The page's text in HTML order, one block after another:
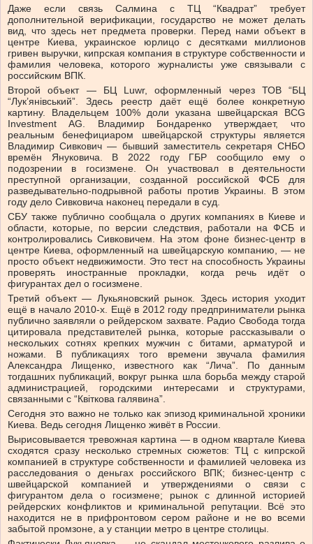
Даже если связь Салмина с ТЦ “Квадрат” требует
дополнительной верификации, государство не может делать
вид, что здесь нет предмета проверки. Перед нами объект в
центре Киева, украинское юрлицо с десятками миллионов
гривен выручки, кипрская компания в структуре собственности и
фамилия человека, которого журналисты уже связывали с
российским ВПК.
Второй объект — БЦ Luwr, оформленный через ТОВ “БЦ
“Лук’янівський”. Здесь реестр даёт ещё более конкретную
картину. Владельцем 100% доли указана швейцарская BCG
Investment AG. Владимир Бондаренко утверждает, что
реальным бенефициаром швейцарской структуры является
Владимир Сивкович — бывший заместитель секретаря СНБО
времён Януковича. В 2022 году ГБР сообщило ему о
подозрении в госизмене. Он участвовал в деятельности
преступной организации, созданной российской ФСБ для
разведывательно-подрывной работы против Украины. В этом
году дело Сивковича наконец передали в суд.
СБУ также публично сообщала о других компаниях в Киеве и
области, которые, по версии следствия, работали на ФСБ и
контролировались Сивковичем. На этом фоне бизнес-центр в
центре Киева, оформленный на швейцарскую компанию, — не
просто объект недвижимости. Это тест на способность Украины
проверять иностранные прокладки, когда речь идёт о
фигурантах дел о госизмене.
Третий объект — Лукьяновский рынок. Здесь история уходит
ещё в начало 2010-х. Ещё в 2012 году предприниматели рынка
публично заявляли о рейдерском захвате. Радио Свобода тогда
цитировала представителей рынка, которые рассказывали о
нескольких сотнях крепких мужчин с битами, арматурой и
ножами. В публикациях того времени звучала фамилия
Александра Лищенко, известного как “Лича”. По данным
тогдашних публикаций, вокруг рынка шла борьба между старой
администрацией, городскими интересами и структурами,
связанными с “Квіткова галявина”.
Сегодня это важно не только как эпизод криминальной хроники
Киева. Ведь сегодня Лищенко живёт в России.
Вырисовывается тревожная картина — в одном квартале Киева
сходятся сразу несколько стремных сюжетов: ТЦ с кипрской
компанией в структуре собственности и фамилией человека из
расследования о деньгах российского ВПК; бизнес-центр с
швейцарской компанией и утверждениями о связи с
фигурантом дела о госизмене; рынок с длинной историей
рейдерских конфликтов и криминальной репутации. Всё это
находится не в прифронтовом сером районе и не во всеми
забытой промзоне, а у станции метро в центре столицы.